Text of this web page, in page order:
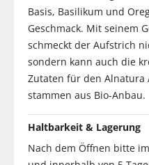
Basis, Basilikum und
Geschmack. Mit seinem
schmeckt der Aufstrich
sondern kann auch die
Zutaten für den Alnatura
stammen aus Bio-Anbau.
Haltbarkeit & Lagerung
Nach dem Öffnen bitte